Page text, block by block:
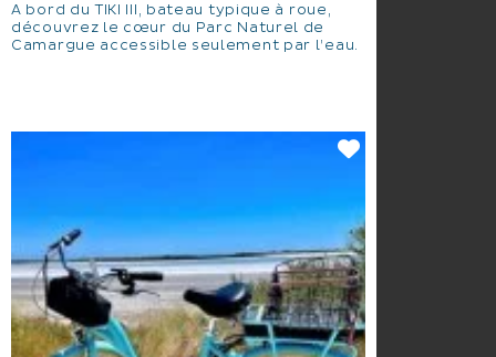
A bord du TIKI III, bateau typique à roue,
découvrez le cœur du Parc Naturel de
Camargue accessible seulement par l’eau.